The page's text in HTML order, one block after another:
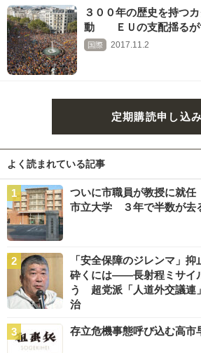
３００年の歴史を持つ
動 ＥＵの支配揺るが
国際 2017.11.2
定期購読申し込み
よく読まれている記事
ついに市職員が教授に就
市立大学 ３年で半数が去
「安全保障のジレンマ」
砕くには――長射程ミサイ
う 超党派「人道外交議連
治
存立危機事態呼び込む高市